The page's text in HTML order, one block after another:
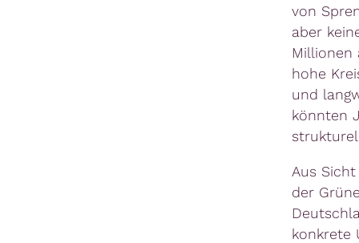
von
aber
Millionen
hohe
und
könnten
Aus
der
konkrete